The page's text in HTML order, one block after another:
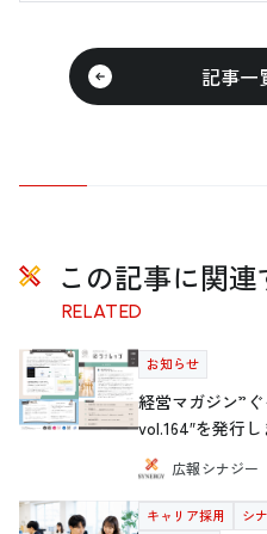
記事一
この記事に関
RELATED
お知らせ
経営マガジン”
vol.164″を発行し
広報シナジー
キャリア採用 シ